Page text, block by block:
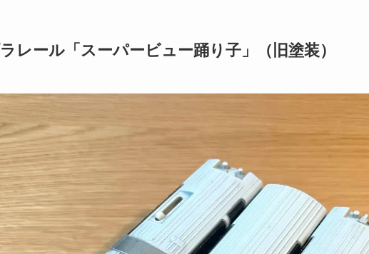
レール「スーパービュー踊り子」（旧塗装）